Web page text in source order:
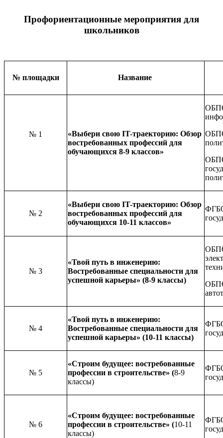
Профориентационные мероприятия для
школьников
№ площадки Название
№ 1
«Выбери свою IT-траекторию: Обзор
востребованных профессий для
обучающихся 8-9 классов»
№ 2
«Выбери свою IT-траекторию: Обзор
востребованных профессий для
обучающихся 10-11 классов»
№ 3
«Твой путь в инженерию:
Востребованные специальности для
успешной карьеры» (8-9 классы)
№ 4
«Твой путь в инженерию:
Востребованные специальности для
успешной карьеры» (10-11 классы)
№ 5
«Строим будущее: востребованные
профессии в строительстве» (8-9
классы)
№ 6
«Строим будущее: востребованные
профессии в строительстве» (10-11
классы)